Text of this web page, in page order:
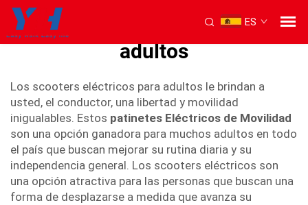
ES
Scooters eléctricos para
adultos
Los scooters eléctricos para adultos le brindan a
usted, el conductor, una libertad y movilidad
inigualables. Estos patinetes Eléctricos de Movilidad
son una opción ganadora para muchos adultos en todo
el país que buscan mejorar su rutina diaria y su
independencia general. Los scooters eléctricos son
una opción atractiva para las personas que buscan una
forma de desplazarse a medida que avanza su